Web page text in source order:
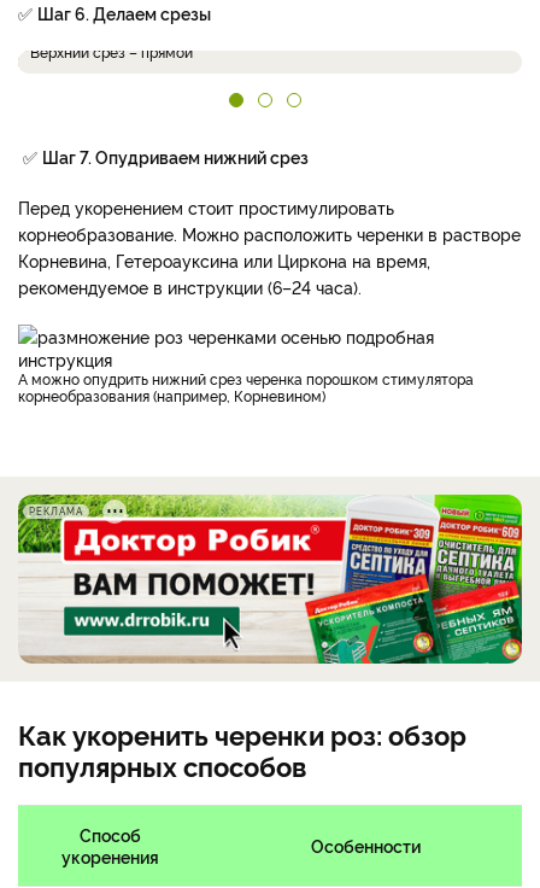
✅ Шаг 6. Делаем срезы
Верхний срез – прямой
✅ Шаг 7. Опудриваем нижний срез
Перед укоренением стоит простимулировать
корнеобразование. Можно расположить черенки в растворе
Корневина, Гетероауксина или Циркона на время,
рекомендуемое в инструкции (6–24 часа).
А можно опудрить нижний срез черенка порошком стимулятора
корнеобразования (например, Корневином)
РЕКЛАМА
Как укоренить черенки роз: обзор
популярных способов
Способ
укоренения
Особенности